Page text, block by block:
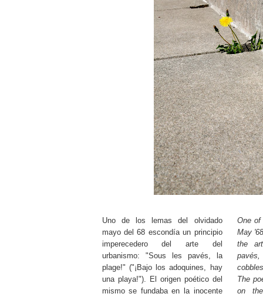
Uno de los lemas del olvidado
mayo del 68 escondía un principio
imperecedero del arte del
urbanismo: "Sous les pavés, la
plage!" ("¡Bajo los adoquines, hay
una playa!"). El origen poético del
mismo se fundaba en la inocente
One of
May
the
The
on